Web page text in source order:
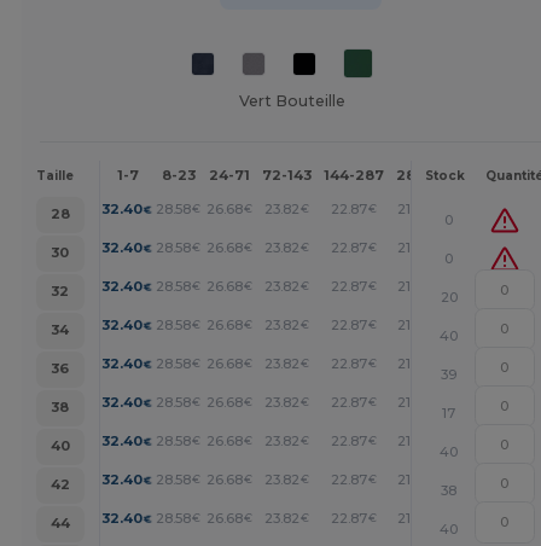
Vert Bouteille
Taille 1-7 8-23 24-71 72-143 144-287 288 + Plus
Stock
28 32.40€ 28.58€ 26.68€ 23.82€ 22.87€ 21.91
0
30
32.40€ 28.58€ 26.68€ 23.82€ 22.87€ 21.91
0
32
32.40€ 28.58€ 26.68€ 23.82€ 22.87€ 21.91
20
34
32.40€ 28.58€ 26.68€ 23.82€ 22.87€ 21.91
40
36
32.40€ 28.58€ 26.68€ 23.82€ 22.87€ 21.91
39
38
32.40€ 28.58€ 26.68€ 23.82€ 22.87€ 21.91
17
40
32.40€ 28.58€ 26.68€ 23.82€ 22.87€ 21.91
40
42
32.40€ 28.58€ 26.68€ 23.82€ 22.87€ 21.91
38
44
32.40€ 28.58€ 26.68€ 23.82€ 22.87€ 21.91
40